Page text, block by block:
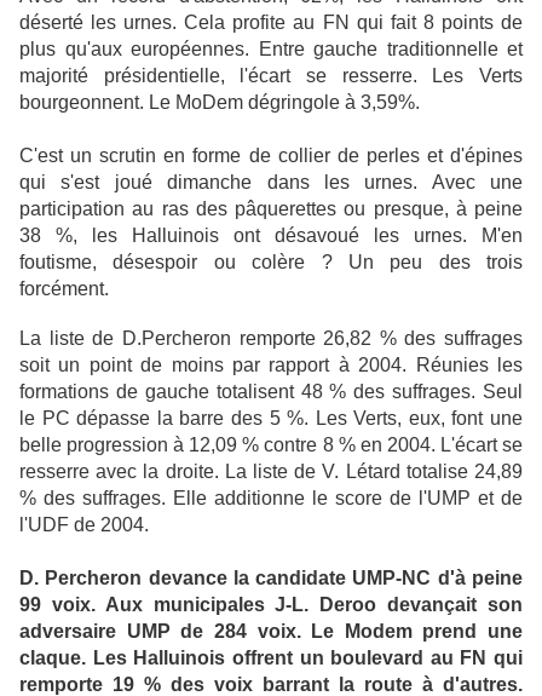
déserté les urnes. Cela profite au FN qui fait 8 points de
plus qu'aux européennes. Entre gauche traditionnelle et
majorité présidentielle, l'écart se resserre. Les Verts
bourgeonnent. Le MoDem dégringole à 3,59%.
C'est un scrutin en forme de collier de perles et d'épines
qui s'est joué dimanche dans les urnes. Avec une
participation au ras des pâquerettes ou presque, à peine
38 %, les Halluinois ont désavoué les urnes. M'en
foutisme, désespoir ou colère ? Un peu des trois
forcément.
La liste de D.Percheron remporte 26,82 % des suffrages
soit un point de moins par rapport à 2004. Réunies les
formations de gauche totalisent 48 % des suffrages. Seul
le PC dépasse la barre des 5 %. Les Verts, eux, font une
belle progression à 12,09 % contre 8 % en 2004. L'écart se
resserre avec la droite. La liste de V. Létard totalise 24,89
% des suffrages. Elle additionne le score de l'UMP et de
l'UDF de 2004.
D. Percheron devance la candidate UMP-NC d'à peine
99 voix. Aux municipales J-L. Deroo devançait son
adversaire UMP de 284 voix. Le Modem prend une
claque. Les Halluinois offrent un boulevard au FN qui
remporte 19 % des voix barrant la route à d'autres.